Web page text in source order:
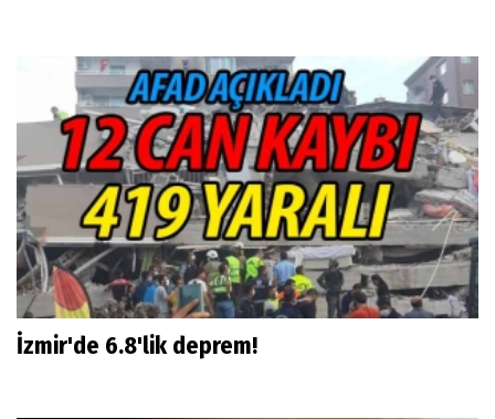
İzmir'de 6.8'lik deprem!